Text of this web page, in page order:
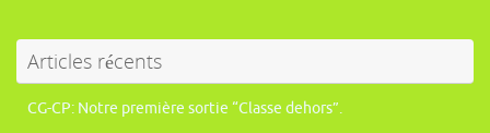
Articles récents
CG-CP: Notre première sortie “Classe dehors”.